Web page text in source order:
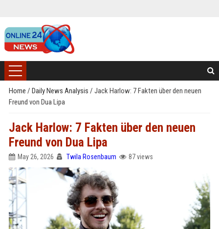
Home / Daily News Analysis / Jack Harlow: 7 Fakten über den neuen
Freund von Dua Lipa
Jack Harlow: 7 Fakten über den neuen
Freund von Dua Lipa
May 26, 2026 Twila Rosenbaum 87 views